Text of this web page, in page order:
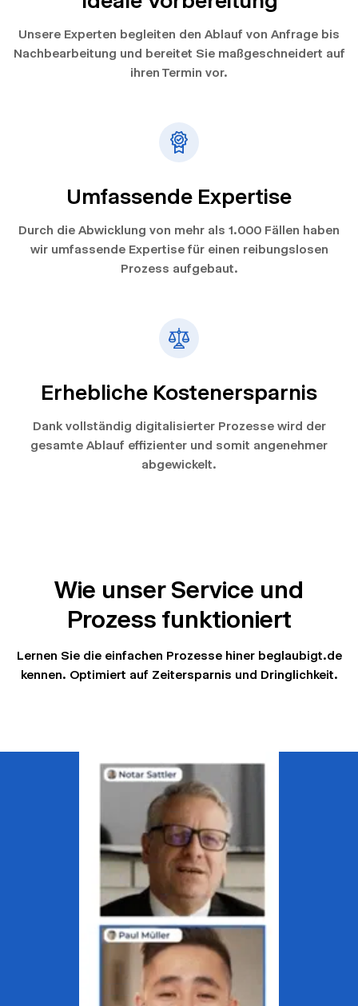
Unsere Experten begleiten den Ablauf von Anfrage bis
Nachbearbeitung und bereitet Sie maßgeschneidert auf
ihren Termin vor.
Umfassende Expertise
Durch die Abwicklung von mehr als 1.000 Fällen haben
wir umfassende Expertise für einen reibungslosen
Prozess aufgebaut.
Erhebliche Kostenersparnis
Dank vollständig digitalisierter Prozesse wird der
gesamte Ablauf effizienter und somit angenehmer
abgewickelt.
Wie unser Service und
Prozess funktioniert
Lernen Sie die einfachen Prozesse hiner beglaubigt.de
kennen. Optimiert auf Zeitersparnis und Dringlichkeit.